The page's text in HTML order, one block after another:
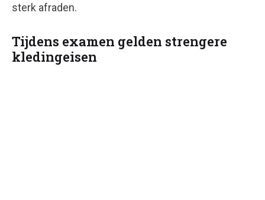
sterk afraden.
Tijdens examen gelden strengere
kledingeisen